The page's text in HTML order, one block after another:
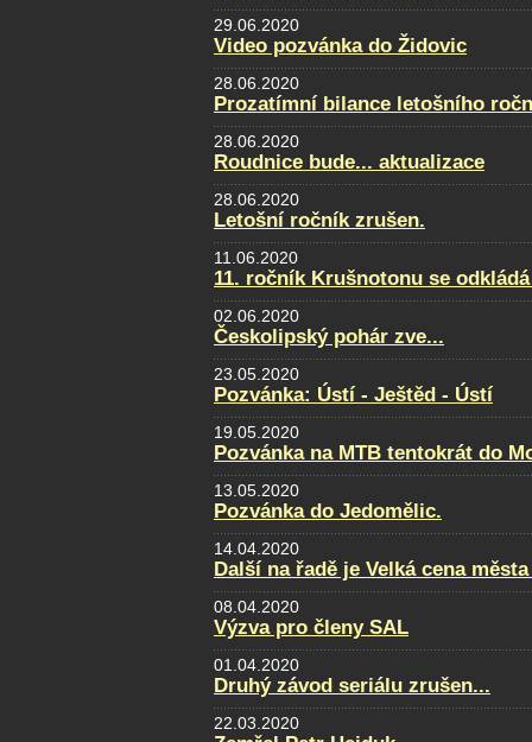
29.06.2020
Video pozvánka do Židovic
28.06.2020
Prozatímní bilance letošního
28.06.2020
Roudnice bude... aktualizace
28.06.2020
Letošní ročník zrušen.
11.06.2020
11. ročník Krušnotonu se
02.06.2020
Českolipský pohár zve...
23.05.2020
Pozvánka: Ústí - Ještěd - Ústí
19.05.2020
Pozvánka na MTB tentokrát do
13.05.2020
Pozvánka do Jedomělic.
14.04.2020
Další na řadě je Velká cena
08.04.2020
Výzva pro členy SAL
01.04.2020
Druhý závod seriálu zrušen...
22.03.2020